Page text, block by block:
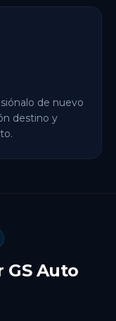
de nuevo
destino y
GS Auto